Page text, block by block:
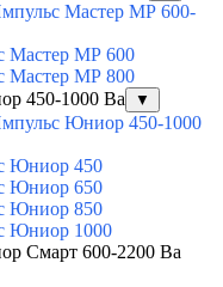
Мастер МР 600-
Мастер МР 600
Мастер МР 800
450-1000 Ва
▼
Юниор 450-1000
Юниор 450
Юниор 650
Юниор 850
Юниор 1000
Смарт 600-2200 Ва